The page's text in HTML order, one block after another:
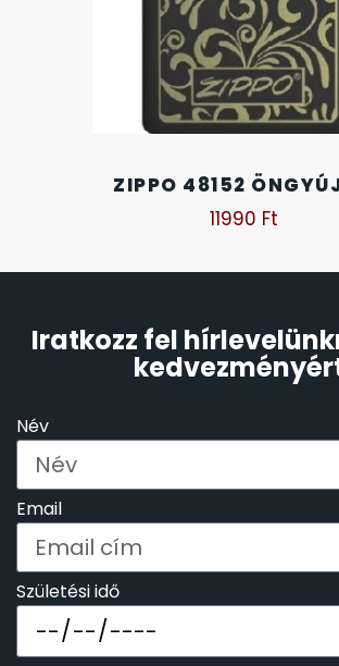
ZIPPO 48152
11990 Ft
Iratkozz fel
Név
Email
Születési idő
TIMESTAR HÁLÓZATI ÉBRESZTŐÓRÁK
ZIPPO
ZSEBKÉS
ZSOLNAY PORCELÁN